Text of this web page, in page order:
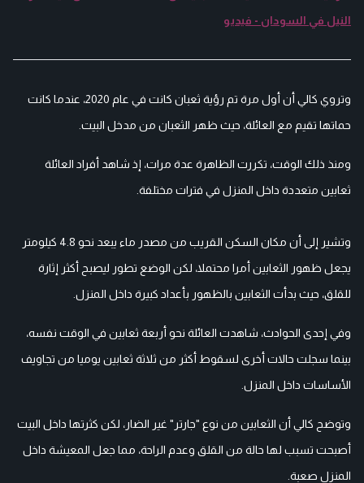
النيل في السودان - فيديو
وتروي كالي أن أول مرة تم رؤية ثعبان كانت في عام 2020، عندما كانت
حماتها تقيم مع العائلة، حيث ظهر الثعبان من مدخل البيت.
ومنذ ذلك الوقت، تكررت الظاهرة عدة مرات، إذ شاهد أفراد العائلة
ثعابين متعددة داخل المنزل في فترات مختلفة.
وتشير إلى أن مكان السكن القريب من مصدر ماء يبعد نحو 4.8 كيلومتر
يجعل ظهور الثعابين أمرا محتملا، لكن الوضع تطور ليصبح أكثر إثارة
للقلق، حيث بدأت الثعابين بالظهور بأعداد كبيرة داخل المنزل.
وفي إحدى الحوادث، شاهدت العائلة نحو أربعة ثعابين في الوقت نفسه،
بينما سجلت حالات أخرى لسقوط أكثر من ثلاثة ثعابين يوميا من تجاويف
الأساسات داخل المنزل.
وتوضح كالي أن الثعابين من نوع "جارتر" غير الضار، لكن كثرتها داخل البيت
أصبحت تسبب لها حالة من القلق وعدم الراحة، مما جعل المعيشة داخل
المنزل صعبة.